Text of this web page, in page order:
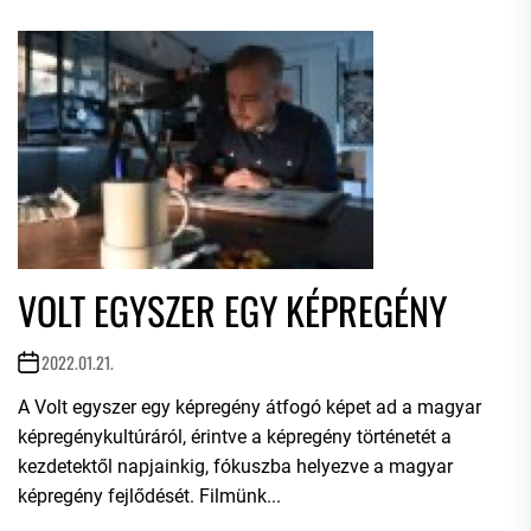
VOLT EGYSZER EGY KÉPREGÉNY
2022.01.21.
A Volt egyszer egy képregény átfogó képet ad a magyar
képregénykultúráról, érintve a képregény történetét a
kezdetektől napjainkig, fókuszba helyezve a magyar
képregény fejlődését. Filmünk...